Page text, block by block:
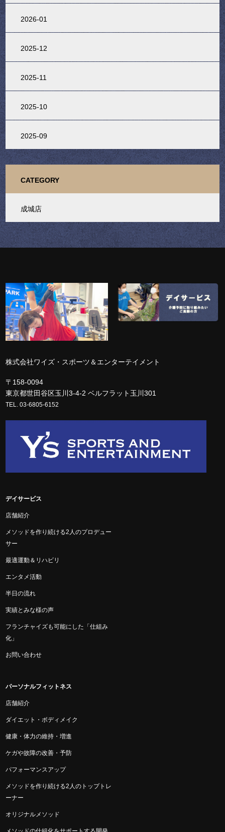
2026-01
2025-12
2025-11
2025-10
2025-09
CATEGORY
成城店
株式会社ワイズ・スポーツ＆エンターテイメント
〒158-0094
東京都世田谷区玉川3-4-2 ベルフラット玉川301
TEL. 03-6805-6152
デイサービス
店舗紹介
メソッドを作り続ける2人のプロデュー
サー
最適運動＆リハビリ
エンタメ活動
半日の流れ
実績とみな様の声
フランチャイズも可能にした「仕組み
化」
お問い合わせ
パーソナルフィットネス
店舗紹介
ダイエット・ボディメイク
健康・体力の維持・増進
ケガや故障の改善・予防
パフォーマンスアップ
メソッドを作り続ける2人のトップトレ
ーナー
オリジナルメソッド